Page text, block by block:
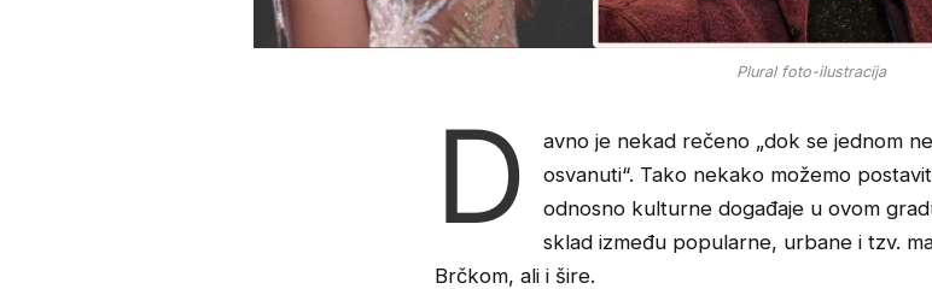
Plural foto-ilustracija
D
avno je nekad rečeno „dok se jednom
osvanuti“. Tako nekako možemo
odnosno kulturne događaje u ovom
sklad između popularne, urbane i tzv.
Brčkom, ali i šire.